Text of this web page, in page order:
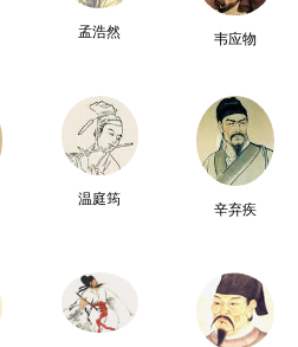
孟浩然 韦应物
温庭筠
辛弃疾